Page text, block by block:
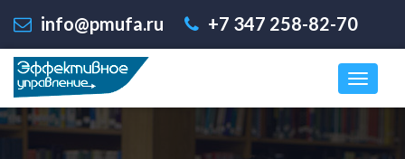
info@pmufa.ru +7 347 258-82-70